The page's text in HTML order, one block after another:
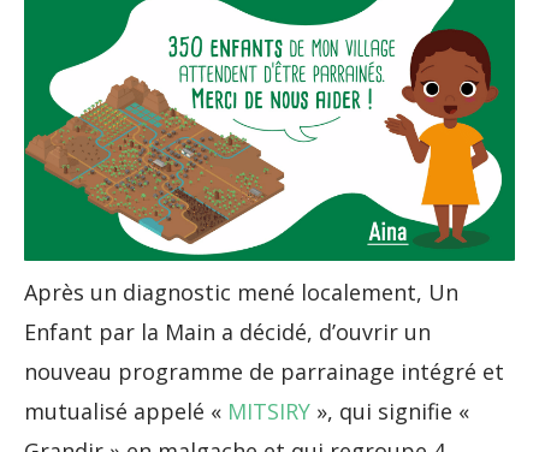
Après un diagnostic mené localement, Un
Enfant par la Main a décidé, d’ouvrir un
nouveau programme de parrainage intégré et
mutualisé appelé « MITSIRY », qui signifie «